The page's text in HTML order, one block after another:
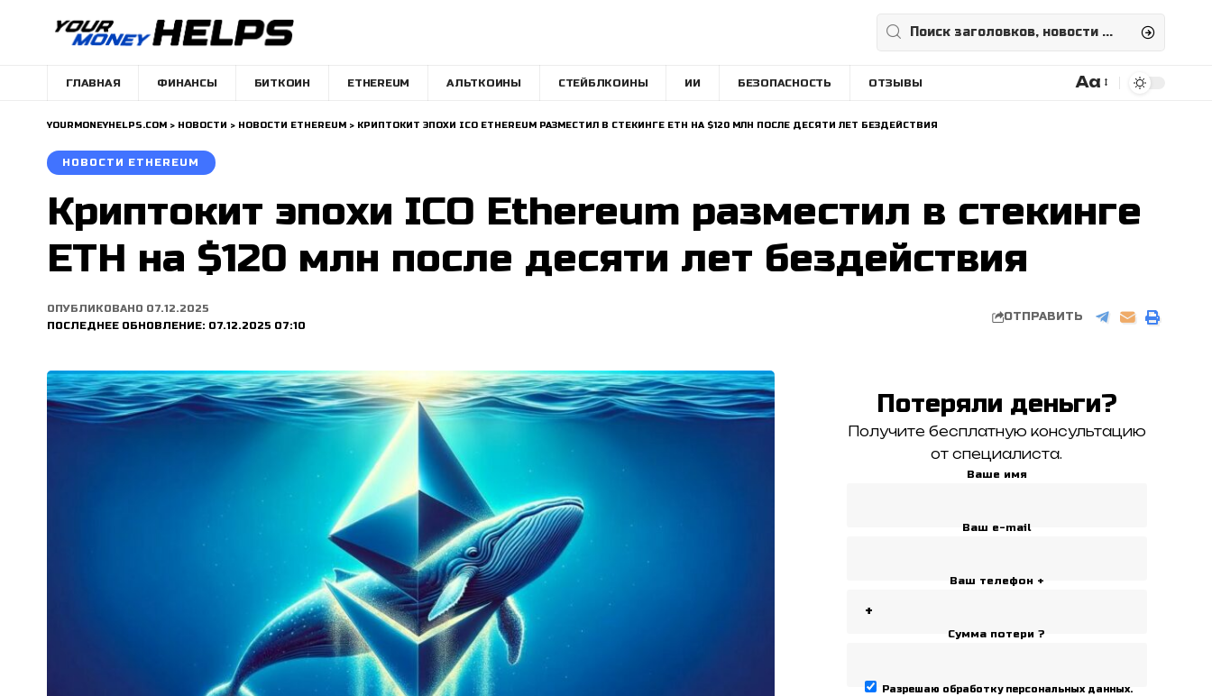
ГЛАВНАЯ ФИНАНСЫ БИТКОИН ETHEREUM АЛЬТКОИНЫ СТЕЙБЛКОИНЫ ИИ БЕЗОПАСНОСТЬ ОТЗЫВЫ
Размера
Aa
YOURMONEYHELPS.COM > НОВОСТИ > НОВОСТИ ETHEREUM > КРИПТОКИТ ЭПОХИ ICO ETHEREUM РАЗМЕСТИЛ В СТЕКИНГЕ ETH НА $120 МЛН ПОСЛЕ ДЕСЯТИ ЛЕТ БЕЗДЕЙСТВИЯ
НОВОСТИ ETHEREUM
Криптокит эпохи ICO Ethereum разместил в стекинге
ETH на $120 млн после десяти лет бездействия
ПОСЛЕДНЕЕ ОБНОВЛЕНИЕ: 07.12.2025 07:10
ОПУБЛИКОВАНО 07.12.2025
ОТПРАВИТЬ
Потеряли деньги?
Получите бесплатную консультацию
от специалиста.
Ваше имя
Ваш e-mail
Ваш телефон +
Сумма потери ?
Разрешаю обработку персональных данных.